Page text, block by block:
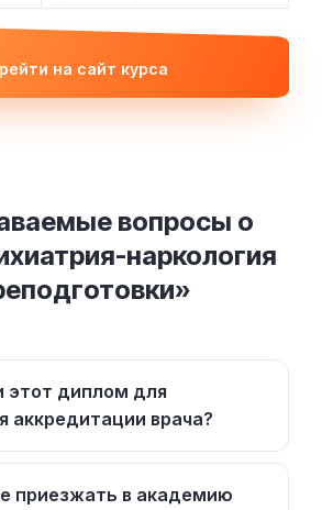
на сайт курса
вопросы о
наркология
этот диплом для
аккредитации врача?
приезжать в академию